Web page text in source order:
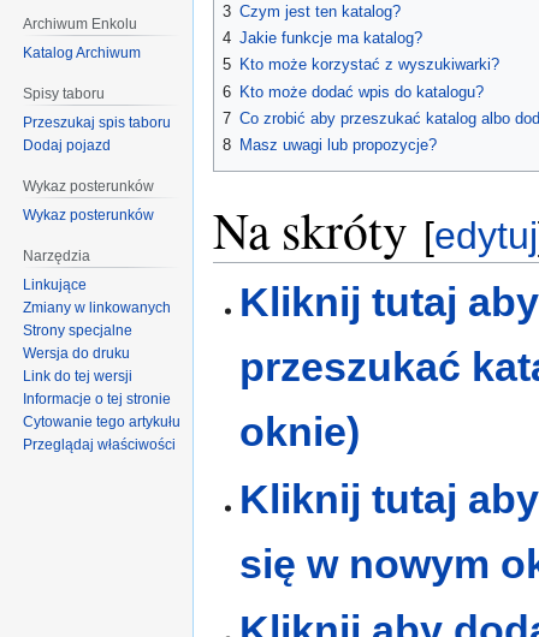
3 Czym jest ten katalog?
4 Jakie funkcje ma katalog?
5 Kto może korzystać z wyszukiwarki?
6 Kto może dodać wpis do katalogu?
7 Co zrobić aby przeszukać katalog albo
8 Masz uwagi lub propozycje?
Na skróty [edytuj
Kliknij tutaj aby
przeszukać
oknie)
Kliknij tutaj
się w nowym
Archiwum Enkolu
Katalog Archiwum
Spisy taboru
Przeszukaj spis taboru
Dodaj pojazd
Wykaz posterunków
Wykaz posterunków
Narzędzia
Linkujące
Zmiany w linkowanych
Strony specjalne
Wersja do druku
Link do tej wersji
Informacje o tej stronie
Cytowanie tego artykułu
Przeglądaj właściwości